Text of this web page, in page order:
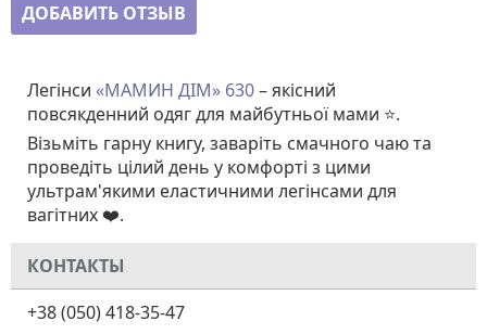
ДОБАВИТЬ ОТЗЫВ
Легінси «МАМИН ДІМ» 630– якісний
повсякденний одяг для майбутньої мами ⭐.
Візьміть гарну книгу, заваріть смачного чаю та
проведіть цілий день у комфорті з цими
ультрам'якими еластичними легінсами для
вагітних ❤️.
КОНТАКТЫ
+38 (050) 418-35-47